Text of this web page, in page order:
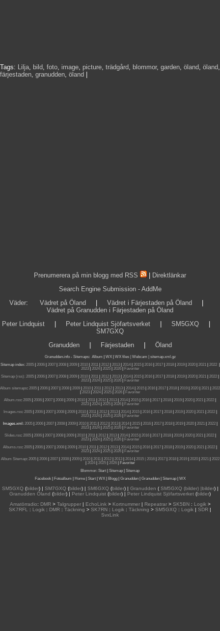
Tags: Lilja, bild, foto, image, picture, trädgård, blommor, garden, öland, öland,
färjestaden, granudden, öland
Prenumerera på min blogg med RSS
Direktlänkar
Search Engine Submission - AddMe
Väder: Vädret på Öland Vädret i Färjestaden på Öland
Vädret på Granudden i Färjestaden på Öland
Peter Lindquist
Peter Lindquist Sjöfartsverket SM5GXQ
SM7GXQ
Granudden| Färjestaden| Öland
Granudden.info- Sitemaps: Album WX WX files | Webcam |
sitemap.xml.gz
Sitemap index: 2005| 2006| 2007| 2008| 2009| 2010| 2011| 2012| 2013| 2014| 2015| 2016| 2017| 2018| 2019| 2020| 2021| 2022|
2023| 2024| 2025| 2026|
Favoriter
Sitemap (rss): 2005 2006 2007 2008 2009 2010 2011 2012 2013 2014 2015 2016 2017 2018 2019 2020 2021 2022
2023| 2024| 2025| 2026|
Favoriter
Album sitemaps: 2005 2006 2007 2008 2009 2010 2011 2012 2013 2014 2015 2016 2017 2018 2019 2020 2021
2022
2023| 2024| 2025| 2026|
Favoriter
Album.rss: 2005 2006 2007 2008 2009 2010 2011 2012 2013 2014 2015 2016 2017 2018 2019 2020 2021 2022
2023| 2024| 2025| 2026|
Favoriter
Images.rss: 2005| 2006| 2007| 2008| 2009| 2010| 2011| 2012| 2013| 2014| 2015| 2016| 2017| 2018| 2019| 2020| 2021| 2022|
2023| 2024| 2025| 2026|
Favoriter
Images.xml: 2005| 2006| 2007| 2008| 2009| 2010| 2011| 2012| 2013| 2014| 2015| 2016| 2017| 2018| 2019| 2020| 2021| 2022|
2023| 2024| 2025| 2026|
Favoriter
Slides.rss: 2005| 2006| 2007| 2008| 2009| 2010| 2011| 2012| 2013| 2014| 2015| 2016| 2017| 2018| 2019| 2020| 2021| 2022|
2023| 2024| 2025| 2026|
Favoriter
Albums.rss: 2005 2006 2007 2008 2009 2010 2011 2012 2013 2014 2015 2016 2017 2018 2019 2020 2021 2022
2023| 2024| 2025| 2026|
Favoriter
Album Sitemap: 2005| 2006| 2007| 2008| 2009| 2010| 2011| 2012| 2013| 2014| 2015 | 2016| 2017| 2018| 2019| 2020| 2021| 2022
2024| 2025| 2026|
Favoriter
Blommor: Start Sitemap
Sitemap
Facebook| Fotoalbum Home| Start| WX| Blogg| Granudden| Granudden| Sitemap| WX
SM5GXQ(bilder) | SM7GXQ(bilder) | SM6GXQ(bilder) | Granudden (SM5GXQ (bilder) |bilder) |
Granudden Öland (bilder) | Peter Lindquist (bilder) | Peter Lindquist Sjöfartsverket (bilder)
Amatörradio: DMR> Talgrupper| EchoLink> Kortnummer| Repeatrar> SK5BN: Logik>
SK7RFL
: Logik : DMR : Täckning > SK7RN : Logik : Täckning > SM5GXQ : Logik | SDR |
SvxLink